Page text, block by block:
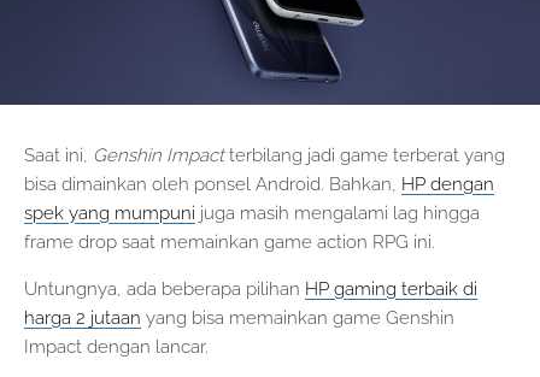
Saat ini, Genshin Impactterbilang jadi game terberat yang
bisa dimainkan oleh ponsel Android. Bahkan, HP dengan
spek yang mumpuni juga masih mengalami lag hingga
frame drop saat memainkan game action RPG ini.
Untungnya, ada beberapa pilihan HP gaming terbaik di
harga 2 jutaan yang bisa memainkan game Genshin
Impact dengan lancar.